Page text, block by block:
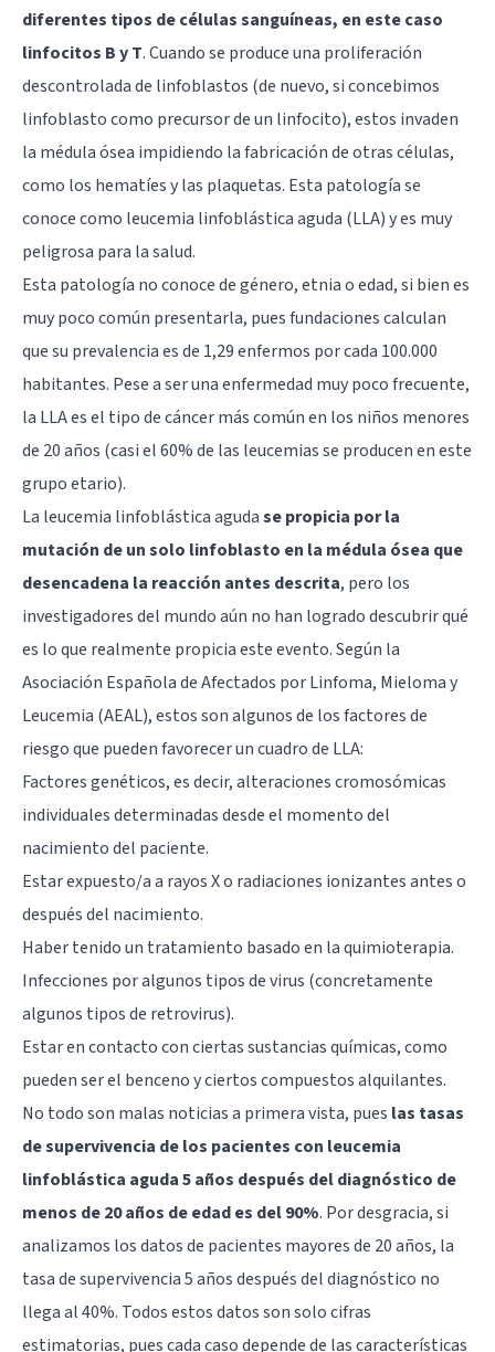
diferentes tipos de células sanguíneas, en este caso
linfocitos B y T. Cuando se produce una proliferación
descontrolada de linfoblastos (de nuevo, si concebimos
linfoblasto como precursor de un linfocito), estos invaden
la médula ósea impidiendo la fabricación de otras células,
como los hematíes y las plaquetas. Esta patología se
conoce como leucemia linfoblástica aguda (LLA) y es muy
peligrosa para la salud.
Esta patología no conoce de género, etnia o edad, si bien es
muy poco común presentarla, pues fundaciones calculan
que su prevalencia es de 1,29 enfermos por cada 100.000
habitantes. Pese a ser una enfermedad muy poco frecuente,
la LLA es el tipo de cáncer más común en los niños menores
de 20 años (casi el 60% de las leucemias se producen en este
grupo etario).
La leucemia linfoblástica agudase propicia por la
mutación de un solo linfoblasto en la médula ósea que
desencadena la reacción antes descrita, pero los
investigadores del mundo aún no han logrado descubrir qué
es lo que realmente propicia este evento. Según la
Asociación Española de Afectados por Linfoma, Mieloma y
Leucemia (AEAL), estos son algunos de los factores de
riesgo que pueden favorecer un cuadro de LLA:
Factores genéticos, es decir, alteraciones cromosómicas
individuales determinadas desde el momento del
nacimiento del paciente.
Estar expuesto/a a rayos X o radiaciones ionizantes antes o
después del nacimiento.
Haber tenido un tratamiento basado en la quimioterapia.
Infecciones por algunos tipos de virus (concretamente
algunos tipos de retrovirus).
Estar en contacto con ciertas sustancias químicas, como
pueden ser el benceno y ciertos compuestos alquilantes.
No todo son malas noticias a primera vista, pues las tasas
de supervivencia de los pacientes con leucemia
linfoblástica aguda 5 años después del diagnóstico de
menos de 20 años de edad es del 90%. Por desgracia, si
analizamos los datos de pacientes mayores de 20 años, la
tasa de supervivencia 5 años después del diagnóstico no
llega al 40%. Todos estos datos son solo cifras
estimatorias, pues cada caso depende de las características